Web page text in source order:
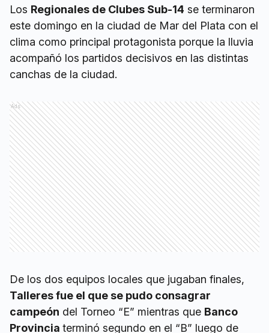
Los Regionales de Clubes Sub-14 se terminaron
este domingo en la ciudad de Mar del Plata con el
clima como principal protagonista porque la lluvia
acompañó los partidos decisivos en las distintas
canchas de la ciudad.
Ads
De los dos equipos locales que jugaban finales,
Talleres fue el que se pudo consagrar
campeón del Torneo “E” mientras que Banco
Provincia terminó segundo en el “B” luego de